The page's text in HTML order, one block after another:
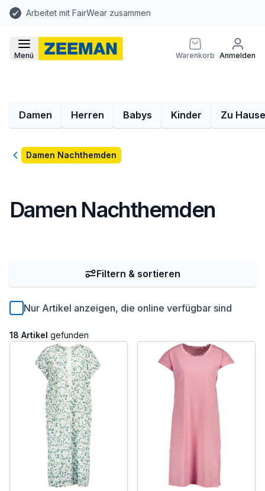
Arbeitet mit FairWear zusammen
Menü Warenkorb Anmelden
Damen Herren Babys Kinder Zu Hause
ZurückDamen Nachthemden
Damen Nachthemden
Nur Artikel anzeigen, die online verfügbar sind
18 Artikel gefunden
Filtern & sortieren